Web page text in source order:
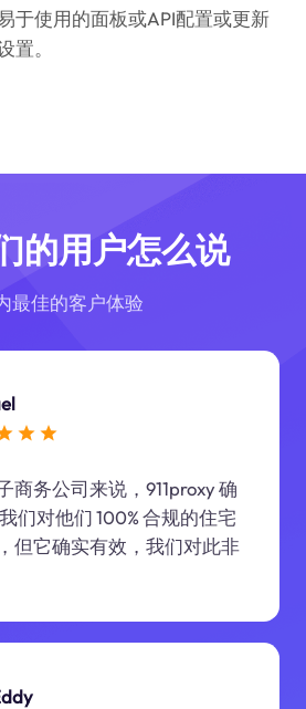
于使用的面板或API配置或更新
置。
的用户怎么说
最佳的客户体验
商务公司来说，911proxy 确
们对他们 100% 合规的住宅
但它确实有效，我们对此非